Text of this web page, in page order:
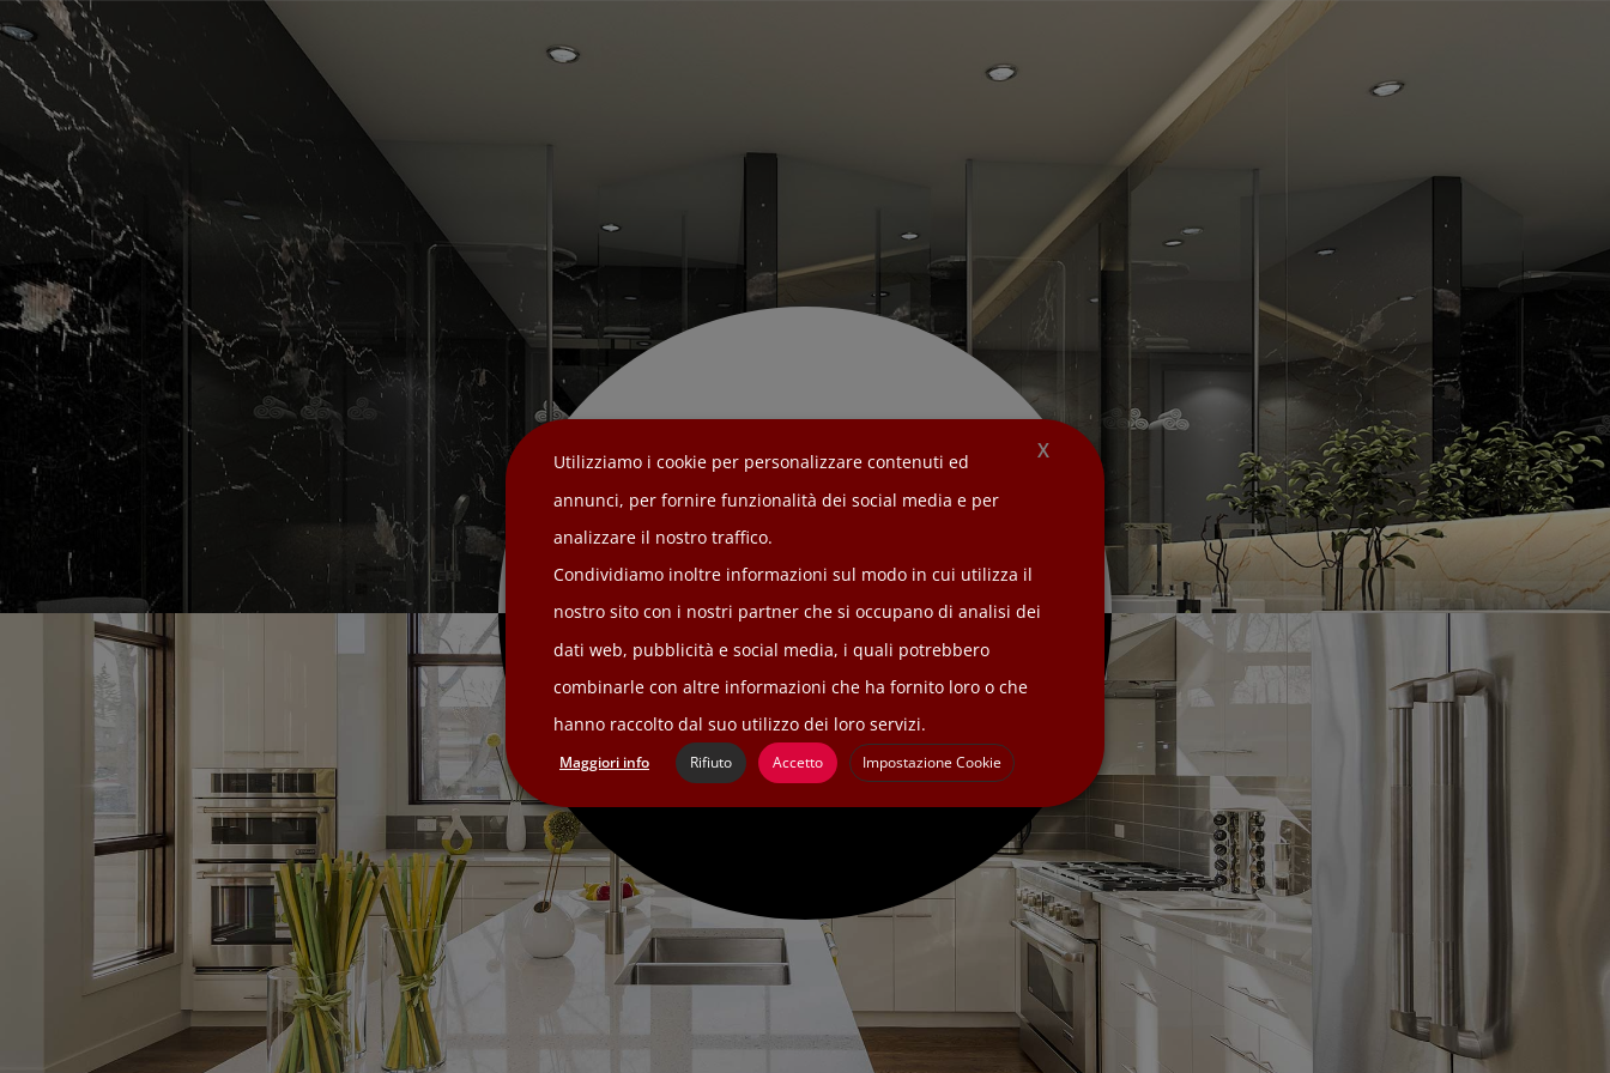
Bagno
Cucina
X
Utilizziamo i cookie per personalizzare contenuti ed
annunci, per fornire funzionalità dei social media e per
analizzare il nostro traffico.
Condividiamo inoltre informazioni sul modo in cui utilizza il
nostro sito con i nostri partner che si occupano di analisi dei
dati web, pubblicità e social media, i quali potrebbero
combinarle con altre informazioni che ha fornito loro o che
hanno raccolto dal suo utilizzo dei loro servizi.
Maggiori info Rifiuto Accetto Impostazione Cookie